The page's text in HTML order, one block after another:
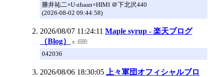
勝井祐二×U-zhaan×HIMI ＠下北沢440
(2026-08-02 09:44:58)
2026/08/07 11:24:11 Maple syrup - 楽天ブログ
（Blog）
042036
2026/08/06 18:30:05
上々軍団オフィシャルブロ